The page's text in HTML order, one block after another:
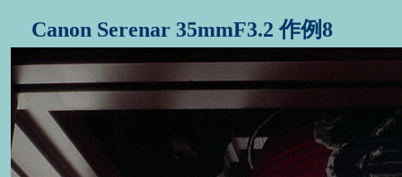
Canon Serenar 35mmF3.2 作例8